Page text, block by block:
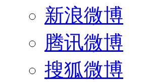
新浪微博
腾讯微博
搜狐微博